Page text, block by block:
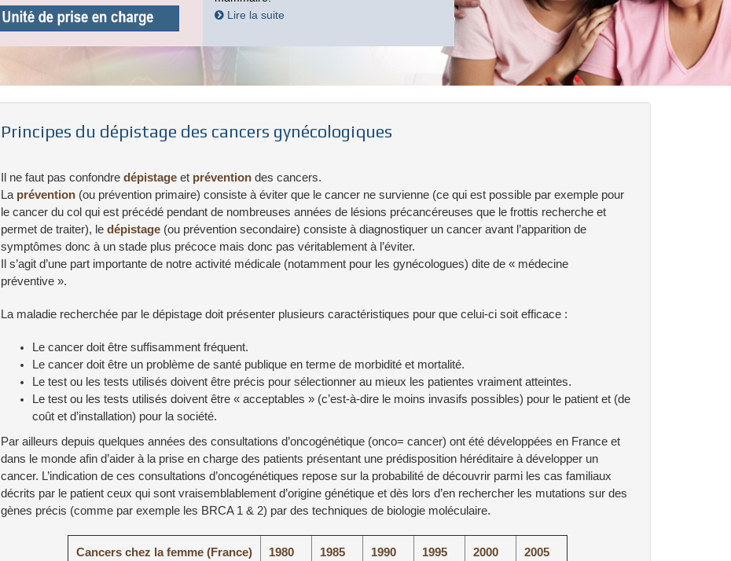
Lire la suite
Principes du dépistage des cancers gynécologiques
Il ne faut pas confondre dépistage et préventiondes cancers.
La prévention(ou prévention primaire) consiste à éviter que le cancer ne survienne (ce qui est possible par exemple pour
le cancer du col qui est précédé pendant de nombreuses années de lésions précancéreuses que le frottis recherche et
permet de traiter), le dépistage (ou prévention secondaire) consiste à diagnostiquer un cancer avant l’apparition de
symptômes donc à un stade plus précoce mais donc pas véritablement à l’éviter.
Il s’agit d’une part importante de notre activité médicale (notamment pour les gynécologues) dite de « médecine
préventive ».
La maladie recherchée par le dépistage doit présenter plusieurs caractéristiques pour que celui-ci soit efficace :
Le cancer doit être suffisamment fréquent.
Le cancer doit être un problème de santé publique en terme de morbidité et mortalité.
Le test ou les tests utilisés doivent être précis pour sélectionner au mieux les patientes vraiment atteintes.
Le test ou les tests utilisés doivent être « acceptables » (c’est-à-dire le moins invasifs possibles) pour le patient et (de
coût et d’installation) pour la société.
Par ailleurs depuis quelques années des consultations d’oncogénétique (onco= cancer) ont été développées en France et
dans le monde afin d’aider à la prise en charge des patients présentant une prédisposition héréditaire à développer un
cancer. L’indication de ces consultations d’oncogénétiques repose sur la probabilité de découvrir parmi les cas familiaux
décrits par le patient ceux qui sont vraisemblablement d’origine génétique et dès lors d’en rechercher les mutations sur des
gènes précis (comme par exemple les BRCA 1 & 2) par des techniques de biologie moléculaire.
Cancers chez la femme (France) 1980 1985 1990 1995 2000 2005